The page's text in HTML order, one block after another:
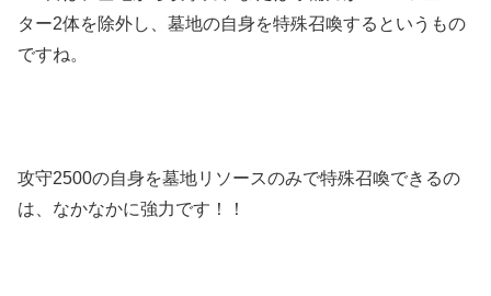
ター2体を除外し、墓地の自身を特殊召喚するというもの
ですね。
攻守2500の自身を墓地リソースのみで特殊召喚できるの
は、なかなかに強力です！！